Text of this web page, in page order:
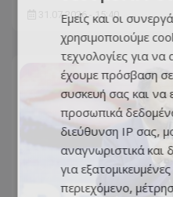
31.07.2026 - 15:40
Εμείς και οι
χρησιμοποιούμε
τεχνολογίες για να
έχουμε πρόσβαση
συσκευή σας και να
προσωπικά
διεύθυνση IP σας,
αναγνωριστικά και
για
περιεχόμενο,